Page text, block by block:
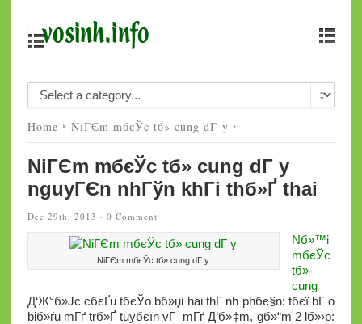
Home NiГЄm mбєЎc tб»­ cung dГ y
NiГЄm mбєЎc tб»­ cung dГ y
nguyГЄn nhГўn khГі thб»Ґ thai
Dec 29th, 2013 · 0 Comment
NiГЄm mбєЎc tб»­ cung dГ y
Nб»™i
mбєЎc
tб»­
cung
Д‘Ж°б»Јc cбєҐu tбєЎo bб»џi hai thГ nh phбє§n: tбєї bГ o
biб»ѓu mГґ trб»Ґ tuyбєїn vГ mГґ Д‘б»‡m, gб»“m 2 lб»›p: